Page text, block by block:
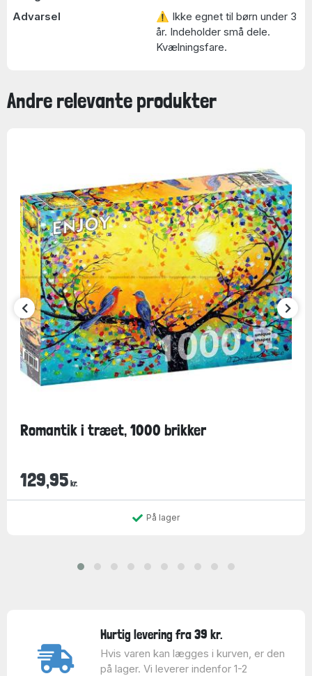
Advarsel
⚠ Ikke egnet til børn under 3
år. Indeholder små dele.
Kvælningsfare.
Andre relevante produkter
Romantik i træet, 1000 brikker
129,95 kr.
På lager
Hurtig levering fra 39 kr.
Hvis varen kan lægges i kurven, er den
på lager. Vi leverer indenfor 1-2